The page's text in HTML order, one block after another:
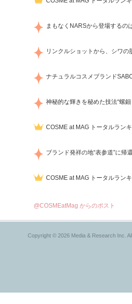
@COSMEatMag からのポスト
Copyright © 2026 Media & Research Inc.